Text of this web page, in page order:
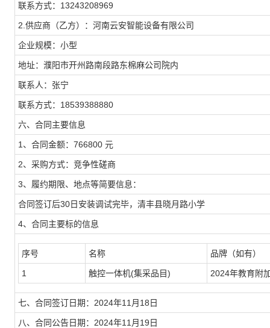
联系方式：13243208969
2.供应商（乙方）：河南云安智能设备有限公司
企业规模：小型
地址：濮阳市开州路南段路东棉麻公司院内
联系人：张宁
联系方式：18539388880
六、合同主要信息
1、合同金额：766800 元
2、采购方式：竞争性磋商
3、履约期限、地点等简要信息：
合同签订后30日安装调试完毕，清丰县晓月路小学
4、合同主要标的信息
序号 名称 品牌（如有）
1 触控一体机(集采品目) 2024年教育附
七、合同签订日期：2024年11月18日
八、合同公告日期：2024年11月19日